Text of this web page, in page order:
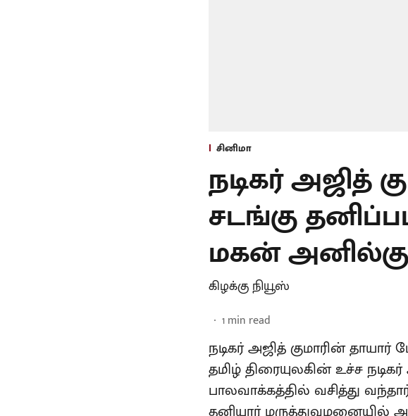
சினிமா
நடிகர் அஜித்
சடங்கு
மகன்
கிழக்கு நியூஸ்
1min read
நடிகர் அஜித் குமாரின்
தமிழ் திரையுலகின் உச்ச
பாலவாக்கத்தில் வசித்து